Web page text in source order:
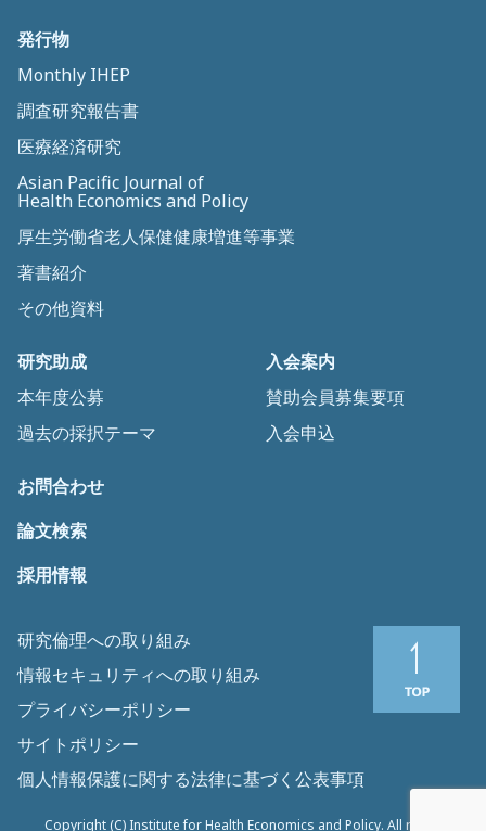
発行物
Monthly IHEP
調査研究報告書
医療経済研究
Asian Pacific Journal of
Health Economics and Policy
厚生労働省老人保健健康増進等事業
著書紹介
その他資料
研究助成
本年度公募
過去の採択テーマ
入会案内
賛助会員募集要項
入会申込
お問合わせ
論文検索
採用情報
研究倫理への取り組み
情報セキュリティへの取り組み
プライバシーポリシー
サイトポリシー
個人情報保護に関する法律に基づく公表事項
Copyright (C) Institute for Health Economics and Policy. All rights